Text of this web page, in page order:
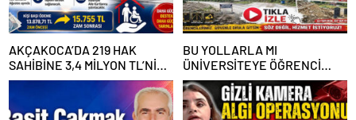
AKÇAKOCA’DA 219 HAK
SAHİBİNE 3,4 MİLYON TL’NİN
ÜZERİNDE DESTEK
BU YOLLARLA MI
ÜNİVERSİTEYE ÖĞRENCİ
ÇAĞIRACAĞIZ?